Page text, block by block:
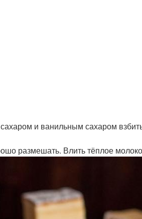
и ванильным сахаром
размешать. Влить тёплое